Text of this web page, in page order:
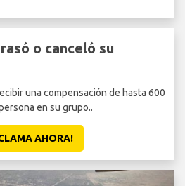
o canceló su
una compensación de hasta 600
en su grupo..
AHORA!